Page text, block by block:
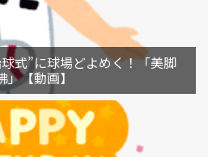
式”に球場どよめく！「美脚
【動画】